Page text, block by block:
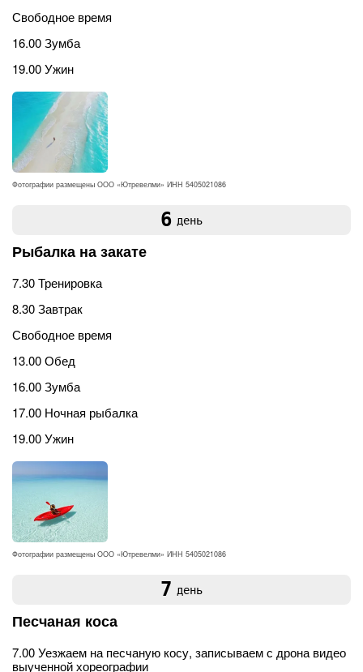
Свободное время
16.00 Зумба
19.00 Ужин
Фотографии размещены ООО «Ютревелми» ИНН 5405021086
6 день
Рыбалка на закате
7.30 Тренировка
8.30 Завтрак
Свободное время
13.00 Обед
16.00 Зумба
17.00 Ночная рыбалка
19.00 Ужин
Фотографии размещены ООО «Ютревелми» ИНН 5405021086
7 день
Песчаная коса
7.00 Уезжаем на песчаную косу, записываем с дрона видео
выученной хореографии